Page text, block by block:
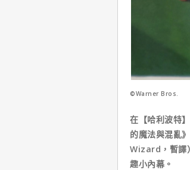
©Warner Bros.
在【哈利波特
的魔法與混
Wizard，暫譯
趣小內幕。